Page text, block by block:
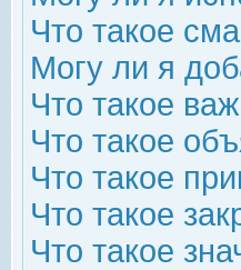
Что такое
Могу ли я
Что такое
Что такое
Что такое
Что такое
Что такое